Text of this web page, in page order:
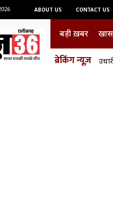
ABOUT US CONTACT US
बड़ी ख़बर
ब्रेकिंग न्यूज़उधारी